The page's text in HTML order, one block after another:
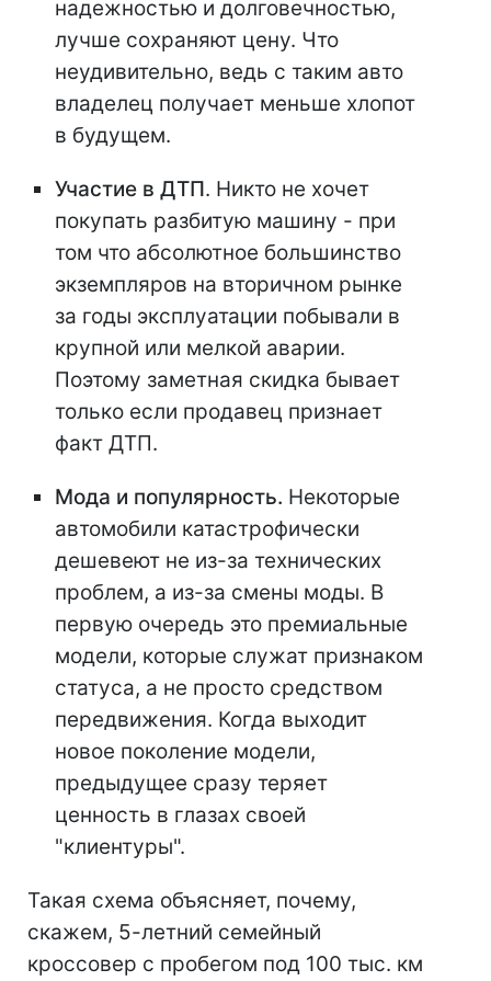
надежностью и долговечностью,
лучше сохраняют цену. Что
неудивительно, ведь с таким авто
владелец получает меньше хлопот
в будущем.
Участие в ДТП. Никто не хочет
покупать разбитую машину - при
том что абсолютное большинство
экземпляров на вторичном рынке
за годы эксплуатации побывали в
крупной или мелкой аварии.
Поэтому заметная скидка бывает
только если продавец признает
факт ДТП.
Мода и популярность. Некоторые
автомобили катастрофически
дешевеют не из-за технических
проблем, а из-за смены моды. В
первую очередь это премиальные
модели, которые служат признаком
статуса, а не просто средством
передвижения. Когда выходит
новое поколение модели,
предыдущее сразу теряет
ценность в глазах своей
"клиентуры".
Такая схема объясняет, почему,
скажем, 5-летний семейный
кроссовер с пробегом под 100 тыс. км